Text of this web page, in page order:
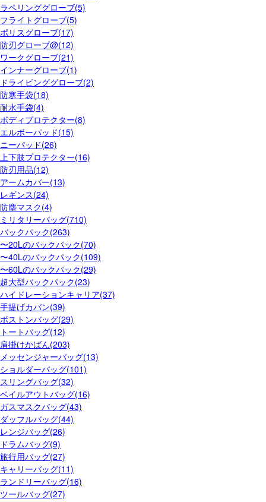
ラペリンググローブ(5)
フライトグローブ(5)
ポリスグローブ(17)
防刃グローブ@(12)
ワークグローブ(21)
インナーグローブ(1)
ドライビンググローブ(2)
防寒手袋(18)
耐水手袋(4)
ボディプロテクター(8)
エルボーパッド(15)
ニーパッド(26)
上下肢プロテクター(16)
防刃用品(12)
アームカバー(13)
レギンス(24)
防塵マスク(4)
ミリタリーバッグ(710)
バックパック(263)
〜20Lのバックパック(70)
〜40Lのバックパック(109)
〜60Lのバックパック(29)
超大型バックパック(23)
ハイドレーションキャリア(37)
手提げカバン(39)
ボストンバッグ(29)
トートバッグ(12)
肩掛けかばん(203)
メッセンジャーバッグ(13)
ショルダーバッグ(101)
スリングバッグ(32)
ベイルアウトバッグ(16)
ガスマスクバッグ(43)
ダッフルバッグ(44)
レンジバッグ(26)
ドラムバッグ(9)
旅行用バッグ(27)
キャリーバッグ(11)
ランドリーバッグ(16)
ツールバッグ(27)